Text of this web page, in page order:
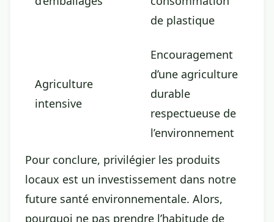
de plastique
Agriculture
intensive
Encouragement
d’une agriculture
durable
respectueuse de
l’environnement
Pour conclure, privilégier les produits
locaux est un investissement dans notre
future santé environnementale. Alors,
pourquoi ne pas prendre l’habitude de